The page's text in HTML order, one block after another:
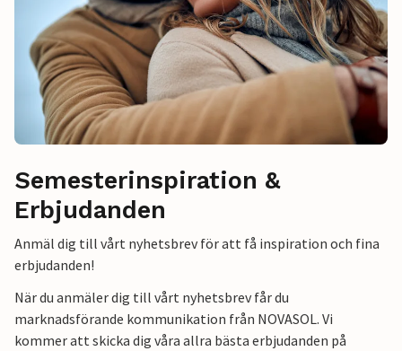
Semesterinspiration &
Erbjudanden
Anmäl dig till vårt nyhetsbrev för att få inspiration och fina
erbjudanden!
När du anmäler dig till vårt nyhetsbrev får du
marknadsförande kommunikation från NOVASOL. Vi
kommer att skicka dig våra allra bästa erbjudanden på